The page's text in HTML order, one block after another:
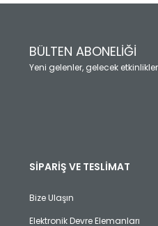
Ürün
Ürün fiyatı diğer
Bu ürüne benzer
BÜLTEN ABONELİĞİ
Yeni gelenler, gelecek
SİPARİŞ VE TESLİMAT
Bize Ulaşın
Elektronik Devre Elemanları